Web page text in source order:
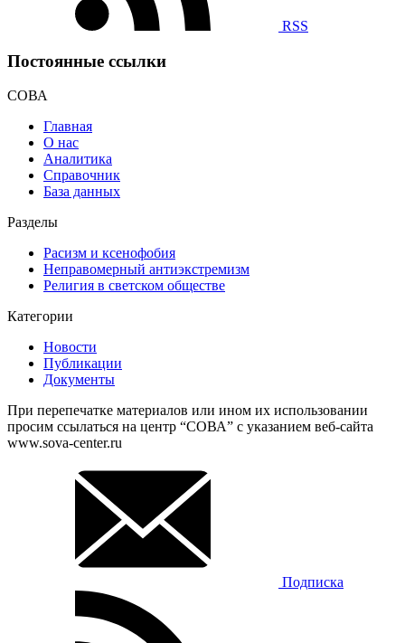
RSS
Постоянные ссылки
СОВА
Главная
О нас
Аналитика
Справочник
База данных
Разделы
Расизм и ксенофобия
Неправомерный антиэкстремизм
Религия в светском обществе
Категории
Новости
Публикации
Документы
При перепечатке материалов или ином их использовании
просим ссылаться на центр “СОВА” с указанием веб-сайта
www.sova-center.ru
Подписка